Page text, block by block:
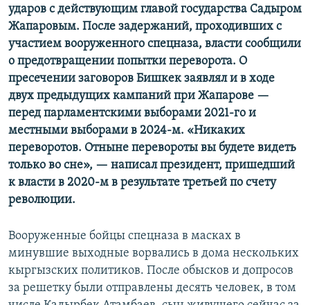
ударов с действующим главой государства Садыром
Жапаровым. После задержаний, проходивших с
участием вооруженного спецназа, власти сообщили
о предотвращении попытки переворота. О
пресечении заговоров Бишкек заявлял и в ходе
двух предыдущих кампаний при Жапарове —
перед парламентскими выборами 2021-го и
местными выборами в 2024-м. «Никаких
переворотов. Отныне перевороты вы будете видеть
только во сне», — написал президент, пришедший
к власти в 2020-м в результате третьей по счету
революции.
Вооруженные бойцы спецназа в масках в
минувшие выходные ворвались в дома нескольких
кыргызских политиков. После обысков и допросов
за решетку были отправлены десять человек, в том